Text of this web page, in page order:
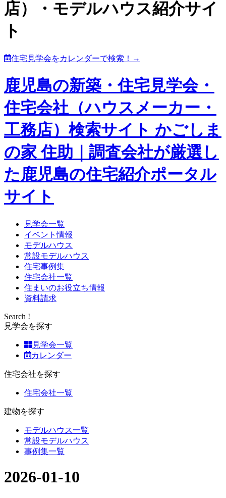
店）・モデルハウス紹介サイ
ト
住宅見学会をカレンダーで検索！→
鹿児島の新築・住宅見学会・
住宅会社（ハウスメーカー・
工務店）検索サイト かごしま
の家 住助｜調査会社が厳選し
た鹿児島の住宅紹介ポータル
サイト
見学会一覧
イベント情報
モデルハウス
常設モデルハウス
住宅事例集
住宅会社一覧
住まいのお役立ち情報
資料請求
Search !
見学会を探す
見学会一覧
カレンダー
住宅会社を探す
住宅会社一覧
建物を探す
モデルハウス一覧
常設モデルハウス
事例集一覧
2026-01-10